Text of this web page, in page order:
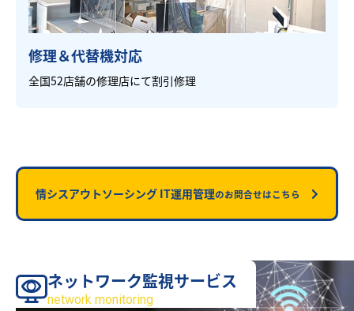
サービス
修理＆代替機対応
全国52店舗の修理店にて割引修理
情シスアウトソーシング IT運用管理のお問合せはこちら
ネットワーク監視サービス
network monitoring